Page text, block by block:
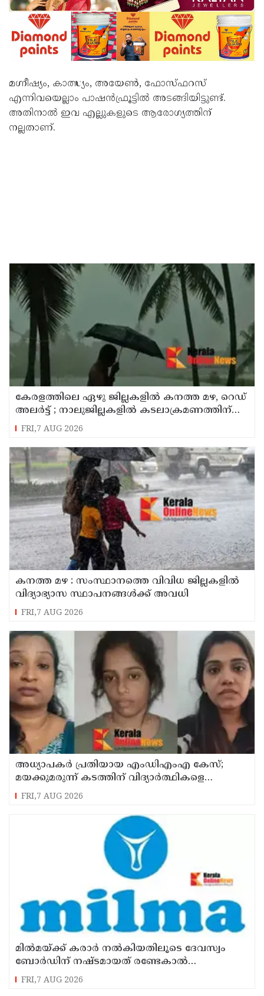
മഗ്നീഷ്യം, കാത്സ്യം, അയേൺ, ഫോസ്ഫറസ്
എന്നിവയെല്ലാം പാഷന്‍ഫ്രൂട്ടില്‍ അടങ്ങിയിട്ടുണ്ട്.
അതിനാല്‍ ഇവ എല്ലുകളുടെ ആരോഗ്യത്തിന്
നല്ലതാണ്.
കേരളത്തിലെ ഏഴു ജില്ലകളിൽ കനത്ത മഴ, റെഡ്
അലർട്ട് ; നാലുജില്ലകളിൽ കടലാക്രമണത്തിന്
സാധ്യത
FRI,7 AUG 2026
കനത്ത മഴ : സംസ്ഥാനത്തെ വിവിധ ജില്ലകളിൽ
വിദ്യാഭ്യാസ സ്ഥാപനങ്ങൾക്ക് അവധി
FRI,7 AUG 2026
അധ്യാപകര്‍ പ്രതിയായ എംഡിഎംഎ കേസ്;
മയക്കുമരുന്ന് കടത്തിന് വിദ്യാര്‍ത്ഥികളെ
ഉപയോഗിച്ചോ എന്ന് സംശയം
FRI,7 AUG 2026
മില്‍മയ്ക്ക് കരാര്‍ നല്‍കിയതിലൂടെ ദേവസ്വം
ബോര്‍ഡിന് നഷ്ടമായത് രണ്ടേകാല്‍
കോടിയിലധികം രൂപ
FRI,7 AUG 2026